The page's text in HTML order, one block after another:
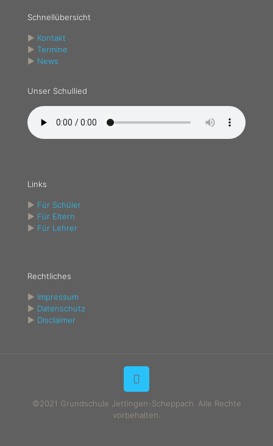
Schnellübersicht
► Kontakt
► Termine
► News
Unser Schullied
Links
► Für Schüler
► Für Eltern
► Für Lehrer
Rechtliches
► Impressum
► Datenschutz
► Disclaimer
©2021 Grundschule Jettingen-Scheppach. Alle Rechte
vorbehalten.